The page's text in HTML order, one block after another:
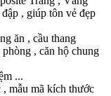
, giúp tôn vẻ đẹp
ăn , cầu thang
, căn hộ chung
...
mẫu mã kích thước